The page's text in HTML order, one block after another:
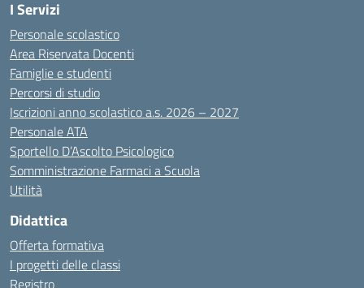
I Servizi
Personale scolastico
Area Riservata Docenti
Famiglie e studenti
Percorsi di studio
Iscrizioni anno scolastico a.s. 2026 – 2027
Personale ATA
Sportello D’Ascolto Psicologico
Somministrazione Farmaci a Scuola
Utilità
Didattica
Offerta formativa
I progetti delle classi
Registro